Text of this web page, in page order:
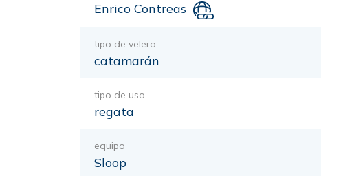
Enrico Contreas
tipo de velero
catamarán
tipo de uso
regata
equipo
Sloop